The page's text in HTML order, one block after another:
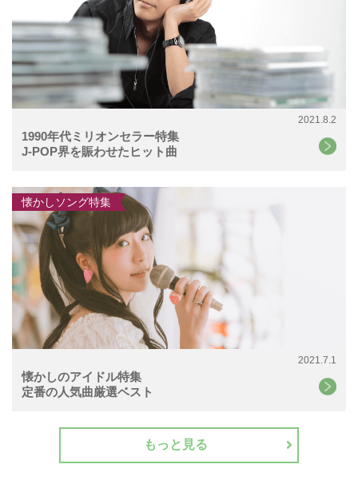
2021.8.2
1990年代ミリオンセラー特集
J-POP界を賑わせたヒット曲
2021.7.1
懐かしのアイドル特集
定番の人気曲厳選ベスト
懐かしソング特集
もっと見る